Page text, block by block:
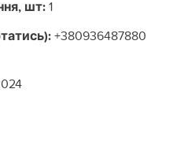
шт:1
+380936487880